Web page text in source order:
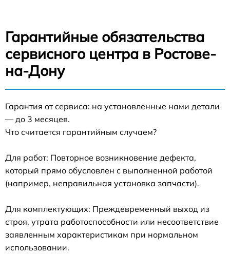
Гарантийные обязательства
сервисного центра в Ростове-
на-Дону
Гарантия от сервиса: на установленные нами детали
— до 3 месяцев.
Что считается гарантийным случаем?
Для работ: Повторное возникновение дефекта,
который прямо обусловлен с выполненной работой
(например, неправильная установка запчасти).
Для комплектующих: Преждевременный выход из
строя, утрата работоспособности или несоответствие
заявленным характеристикам при нормальном
использовании.